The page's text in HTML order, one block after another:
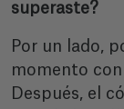
superaste?
Por un lado,
momento
Después, el